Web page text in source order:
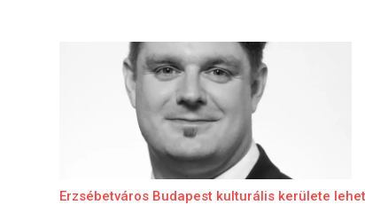
Erzsébetváros Budapest kulturális kerülete lehet